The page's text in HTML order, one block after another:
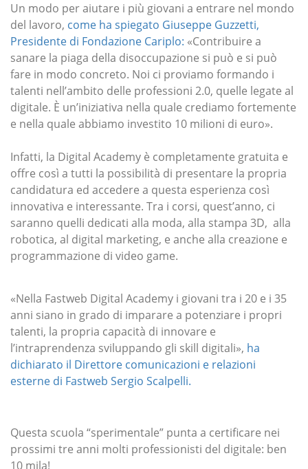
Un modo per aiutare i più giovani a entrare nel mondo
del lavoro, come ha spiegato Giuseppe Guzzetti,
Presidente di Fondazione Cariplo: «Contribuire a
sanare la piaga della disoccupazione si può e si può
fare in modo concreto. Noi ci proviamo formando i
talenti nell’ambito delle professioni 2.0, quelle legate al
digitale. È un’iniziativa nella quale crediamo fortemente
e nella quale abbiamo investito 10 milioni di euro».
Infatti, la Digital Academy è completamente gratuita e
offre così a tutti la possibilità di presentare la propria
candidatura ed accedere a questa esperienza così
innovativa e interessante. Tra i corsi, quest’anno, ci
saranno quelli dedicati alla moda, alla stampa 3D, alla
robotica, al digital marketing, e anche alla creazione e
programmazione di video game.
«Nella Fastweb Digital Academy i giovani tra i 20 e i 35
anni siano in grado di imparare a potenziare i propri
talenti, la propria capacità di innovare e
l’intraprendenza sviluppando gli skill digitali», ha
dichiarato il Direttore comunicazioni e relazioni
esterne di Fastweb Sergio Scalpelli.
Questa scuola “sperimentale” punta a certificare nei
prossimi tre anni molti professionisti del digitale: ben
10 mila!